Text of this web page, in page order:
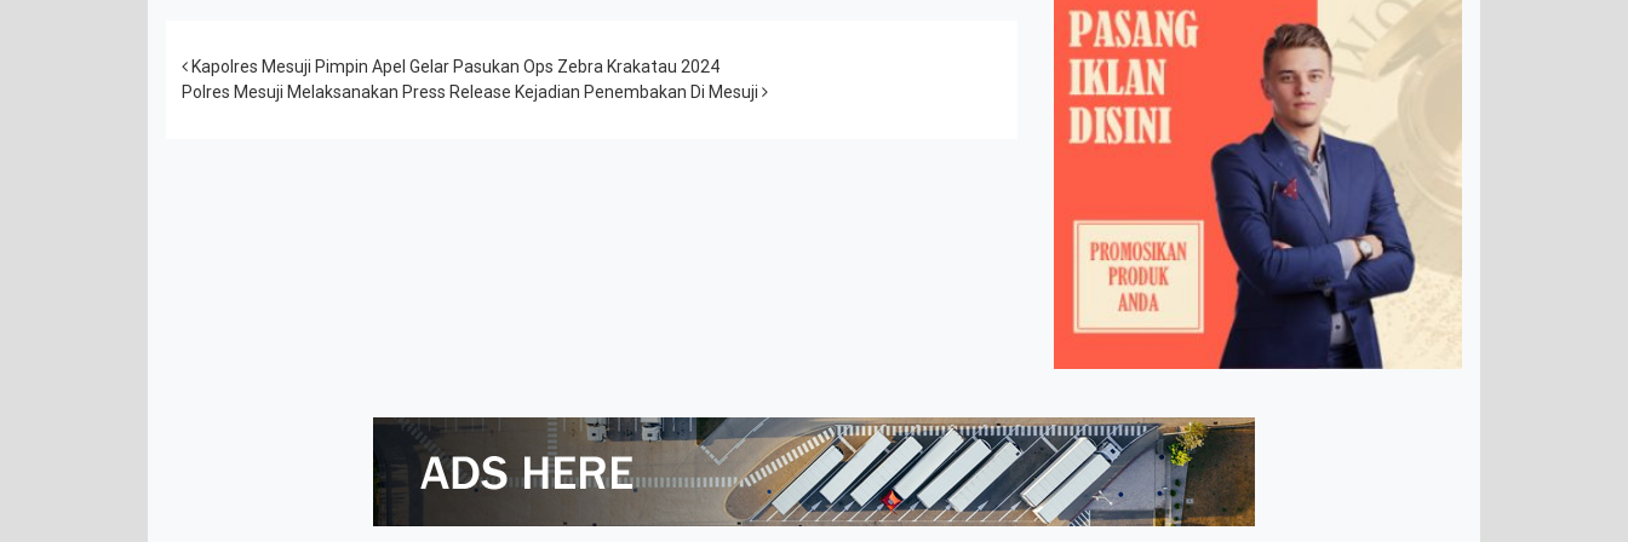
Post navigation
Kapolres Mesuji Pimpin Apel Gelar Pasukan Ops Zebra Krakatau 2024
Polres Mesuji Melaksanakan Press Release Kejadian Penembakan Di Mesuji